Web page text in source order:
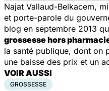
Najat Vallaud-Belkacem,
et porte-parole du
blog en septembre 2013
grossesse hors
la santé publique, dont on
une baisse des prix et un
VOIR AUSSI
GROSSESSE